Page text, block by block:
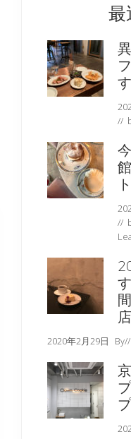
最
//
//
2020年2月29日 By